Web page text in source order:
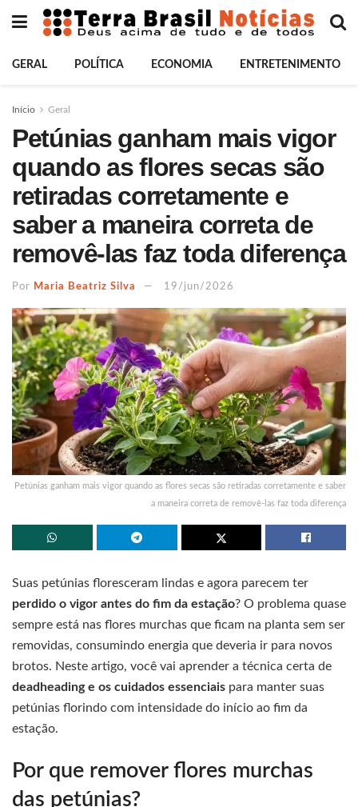
GERAL POLÍTICA ECONOMIA ENTRETENIMENTO
Início Geral
Petúnias ganham mais vigor
quando as flores secas são
retiradas corretamente e
saber a maneira correta de
removê-las faz toda diferença
Por Maria Beatriz Silva 19/jun/2026
Petúnias ganham mais vigor quando as flores secas são retiradas corretamente e saber
a maneira correta de removê-las faz toda diferença
Suas petúnias floresceram lindas e agora parecem ter
perdido o vigor antes do fim da estação? O problema quase
sempre está nas flores murchas que ficam na planta sem ser
removidas, consumindo energia que deveria ir para novos
brotos. Neste artigo, você vai aprender a técnica certa de
deadheading e os cuidados essenciais para manter suas
petúnias florindo com intensidade do início ao fim da
estação.
Por que remover flores murchas
das petúnias?